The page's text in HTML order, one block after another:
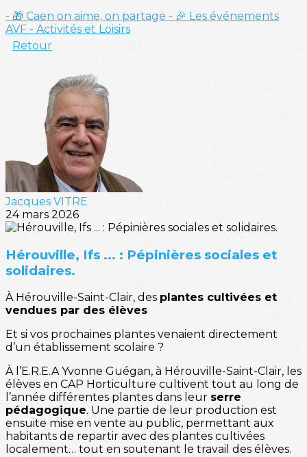
- 🎁 Caen on aime, on partage - 🎉 Les événements
AVF - Activités et Loisirs
Retour
Jacques VITRE
24 mars 2026
Hérouville, Ifs ... : Pépinières sociales et
solidaires.
À Hérouville-Saint-Clair, des plantes cultivées et
vendues par des élèves
Et si vos prochaines plantes venaient directement
d’un établissement scolaire ?
À l’E.R.E.A Yvonne Guégan, à Hérouville-Saint-Clair, les
élèves en CAP Horticulture cultivent tout au long de
l’année différentes plantes dans leur serre
pédagogique. Une partie de leur production est
ensuite mise en vente au public, permettant aux
habitants de repartir avec des plantes cultivées
localement… tout en soutenant le travail des élèves.